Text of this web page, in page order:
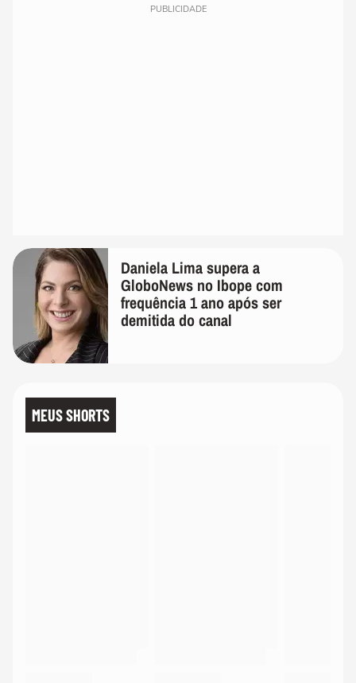
PUBLICIDADE
Daniela Lima supera a
GloboNews no Ibope com
frequência 1 ano após ser
demitida do canal
MEUS SHORTS